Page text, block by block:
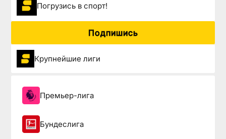
Погрузиcь в спорт!
Подпишись
Крупнейшие лиги
Премьер-лига
Бундеслига